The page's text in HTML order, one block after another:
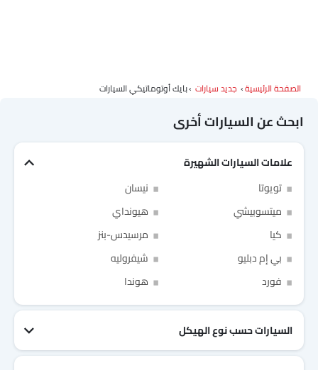
الصفحة الرئيسية جديد سيارات بايك أوتوماتيكي السيارات
ابحث عن السيارات أخرى
علامات السيارات الشهيرة
تويوتا
نيسان
ميتسوبيشي
هيونداي
كيا
مرسيدس-بنز
بي إم دبليو
شيفروليه
فورد
هوندا
السيارات حسب نوع الهيكل
I have read and agree to theشروط الاستخدامand سياسة
Link Your Google Account
Link Your Facebook Account